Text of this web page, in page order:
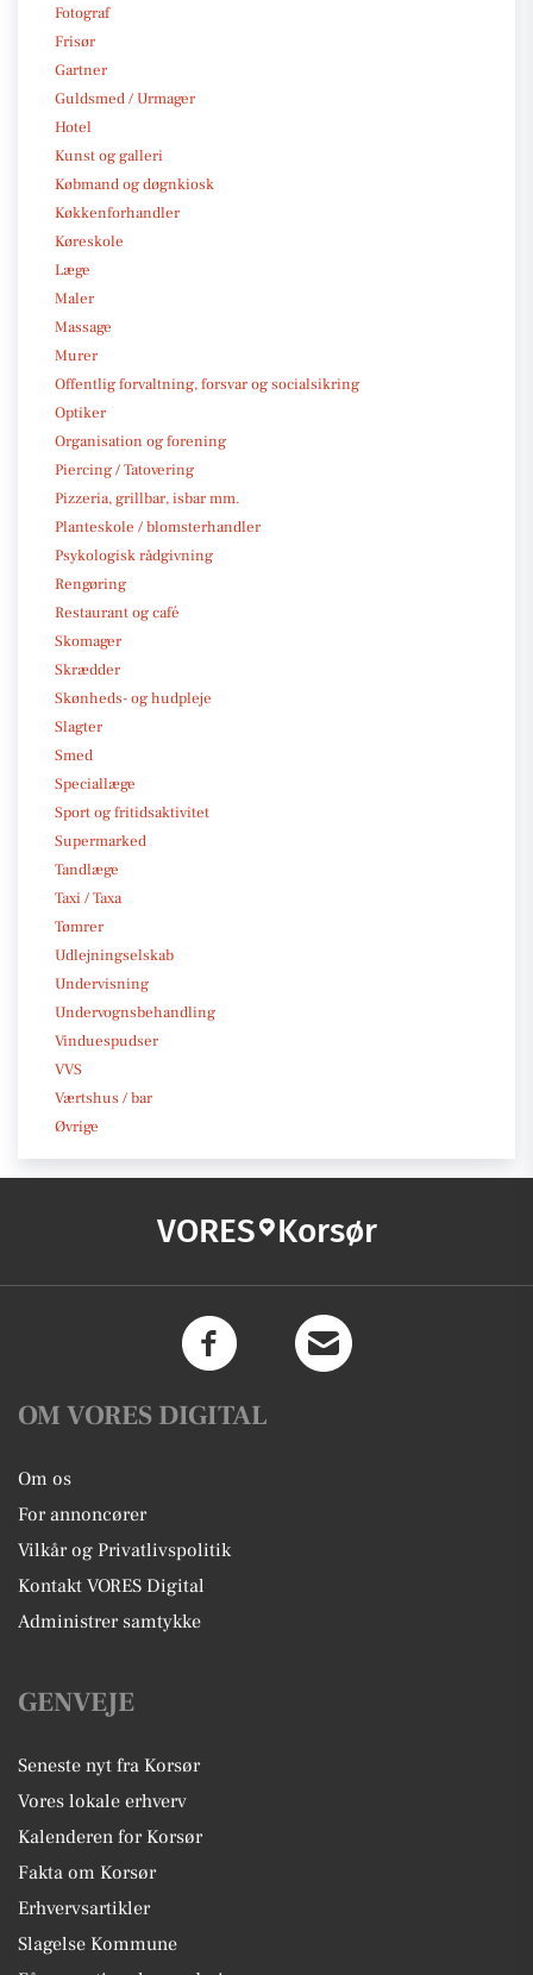
Fotograf
Frisør
Gartner
Guldsmed / Urmager
Hotel
Kunst og galleri
Købmand og døgnkiosk
Køkkenforhandler
Køreskole
Læge
Maler
Massage
Murer
Offentlig forvaltning, forsvar og socialsikring
Optiker
Organisation og forening
Piercing / Tatovering
Pizzeria, grillbar, isbar mm.
Planteskole / blomsterhandler
Psykologisk rådgivning
Rengøring
Restaurant og café
Skomager
Skrædder
Skønheds- og hudpleje
Slagter
Smed
Speciallæge
Sport og fritidsaktivitet
Supermarked
Tandlæge
Taxi / Taxa
Tømrer
Udlejningselskab
Undervisning
Undervognsbehandling
Vinduespudser
VVS
Værtshus / bar
Øvrige
VORES Korsør
OM VORES DIGITAL
Om os
For annoncører
Vilkår og Privatlivspolitik
Kontakt VORES Digital
Administrer samtykke
GENVEJE
Seneste nyt fra Korsør
Vores lokale erhverv
Kalenderen for Korsør
Fakta om Korsør
Erhvervsartikler
Slagelse Kommune